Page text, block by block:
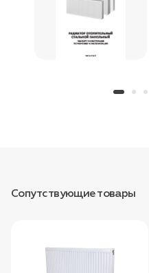
Сопутствующие товары